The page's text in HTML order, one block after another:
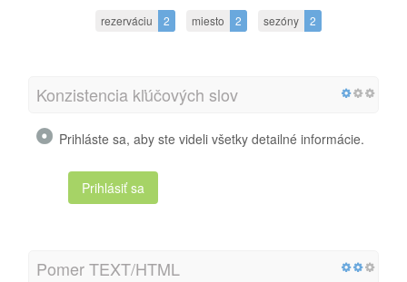
rezerváciu 2 miesto 2 sezóny 2
Konzistencia kľúčových slov
Prihláste sa, aby ste videli všetky detailné informácie.
Prihlásiť sa
Pomer TEXT/HTML